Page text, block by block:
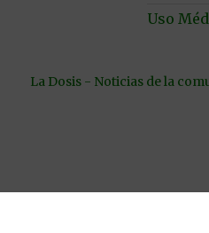
Uso
La Dosis - Noticias de la